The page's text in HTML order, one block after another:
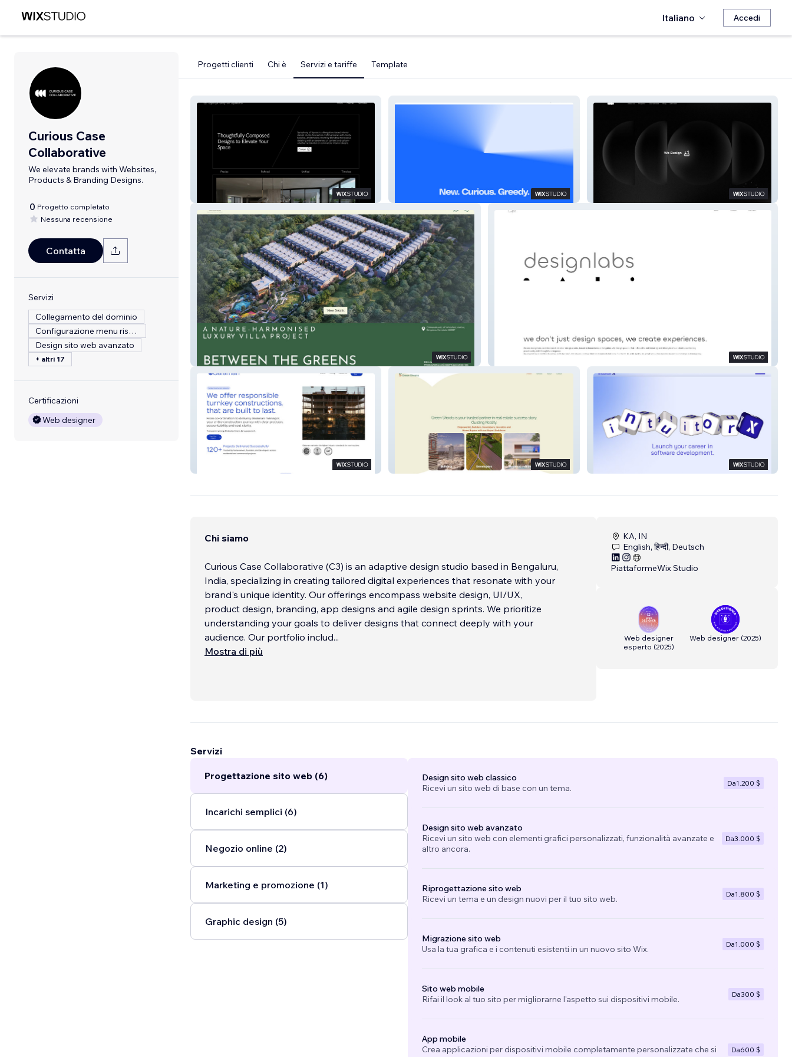
Italiano Accedi
Curious Case
Collaborative
We elevate brands with Websites,
Products & Branding Designs.
0 Progetto completato
Nessuna recensione
Contatta
Servizi
Collegamento del dominio
Configurazione menu ristorante
Design sito web avanzato
+ altri 17
Certificazioni
Web designer
Progetti clienti Chi è Servizi e tariffe Template
Symphony of Spaces Design Agency
Betweenthegreens Design Labs
Green Shoots
Chi siamo
Curious Case Collaborative (C3) is an adaptive design studio based in Bengaluru,
India, specializing in creating tailored digital experiences that resonate with your
brand's unique identity. Our offerings encompass website design, UI/UX,
product design, branding, app designs and agile design sprints. We prioritize
understanding your goals to deliver designs that connect deeply with your
audience. Our portfolio includ...
Mostra di più
KA, IN
English, हिन्दी, Deutsch
PiattaformeWix Studio
Web designer
esperto (2025)
Web designer (2025)
Servizi
Progettazione sito web (6)
Incarichi semplici (6)
Negozio online (2)
Marketing e promozione (1)
Graphic design (5)
Design sito web classico
Ricevi un sito web di base con un tema.
Da1.200 $
Design sito web avanzato
Ricevi un sito web con elementi grafici personalizzati, funzionalità avanzate e
altro ancora.
Da3.000 $
Riprogettazione sito web
Ricevi un tema e un design nuovi per il tuo sito web.
Da1.800 $
Migrazione sito web
Usa la tua grafica e i contenuti esistenti in un nuovo sito Wix.
Da1.000 $
Sito web mobile
Rifai il look al tuo sito per migliorarne l'aspetto sui dispositivi mobile.
Da300 $
App mobile
Crea applicazioni per dispositivi mobile completamente personalizzate che si
Da600 $